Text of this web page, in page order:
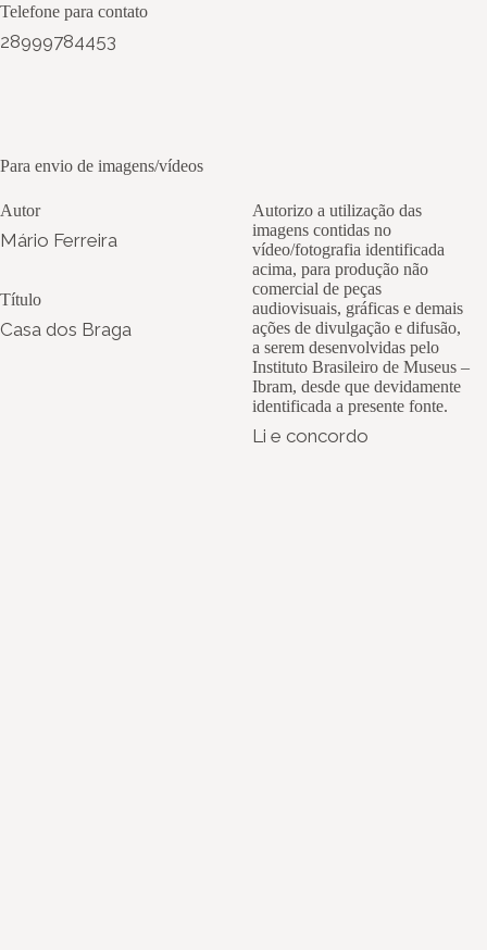
Telefone para contato
28999784453
Para envio de imagens/vídeos
Autor
Mário Ferreira
Título
Casa dos Braga
Autorizo a utilização das
imagens contidas no
vídeo/fotografia identificada
acima, para produção não
comercial de peças
audiovisuais, gráficas e demais
ações de divulgação e difusão,
a serem desenvolvidas pelo
Instituto Brasileiro de Museus –
Ibram, desde que devidamente
identificada a presente fonte.
Li e concordo